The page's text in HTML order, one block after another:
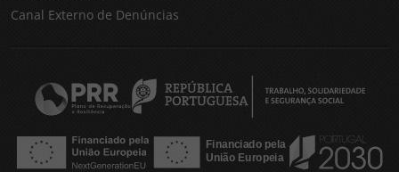
Canal Externo de Denúncias